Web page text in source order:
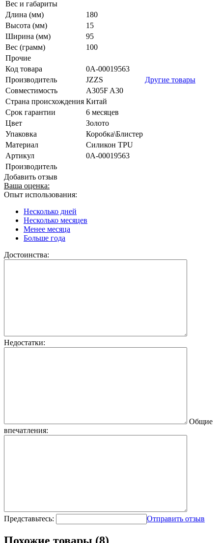
Вес и габариты
Длина (мм)
180
Высота (мм)
15
Ширина (мм)
95
Вес (грамм)
100
Прочие
Код товара
0А-00019563
Производитель
JZZS
Другие товары
Совместимость
A305F A30
Страна происхождения Китай
Срок гарантии
6 месяцев
Цвет
Золото
Упаковка
Коробка\Блистер
Материал
Силикон TPU
Артикул
0А-00019563
Производитель
Добавить отзыв
Ваша оценка:
Опыт использования:
Несколько дней
Несколько месяцев
Менее месяца
Больше года
Достоинства:
Недостатки:
Общие
впечатления:
Представьтесь: Отправить отзыв